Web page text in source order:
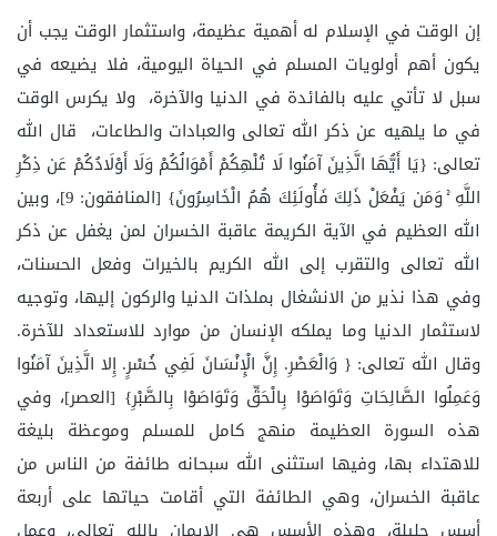
إن الوقت في الإسلام له أهمية عظيمة، واستثمار الوقت يجب أن
يكون أهم أولويات المسلم في الحياة اليومية، فلا يضيعه في
سبل لا تأتي عليه بالفائدة في الدنيا والآخرة، ولا يكرس الوقت
في ما يلهيه عن ذكر الله تعالى والعبادات والطاعات، قال الله
تعالى: {يَا أَيُّهَا الَّذِينَ آمَنُوا لَا تُلْهِكُمْ أَمْوَالُكُمْ وَلَا أَوْلَادُكُمْ عَن ذِكْرِ
اللَّهِ ۚ وَمَن يَفْعَلْ ذَلِكَ فَأُولَئِكَ هُمُ الْخَاسِرُونَ} [المنافقون: 9]، وبين
الله العظيم في الآية الكريمة عاقبة الخسران لمن يغفل عن ذكر
الله تعالى والتقرب إلى الله الكريم بالخيرات وفعل الحسنات،
وفي هذا نذير من الانشغال بملذات الدنيا والركون إليها، وتوجيه
لاستثمار الدنيا وما يملكه الإنسان من موارد للاستعداد للآخرة.
وقال الله تعالى: { وَالْعَصْرِ. إِنَّ الْإِنْسَانَ لَفِي خُسْرٍ. إِلا الَّذِينَ آمَنُوا
وَعَمِلُوا الصَّالِحَاتِ وَتَوَاصَوْا بِالْحَقِّ وَتَوَاصَوْا بِالصَّبْرِ} [العصر]، وفي
هذه السورة العظيمة منهج كامل للمسلم وموعظة بليغة
للاهتداء بها، وفيها استثنى الله سبحانه طائفة من الناس من
عاقبة الخسران، وهي الطائفة التي أقامت حياتها على أربعة